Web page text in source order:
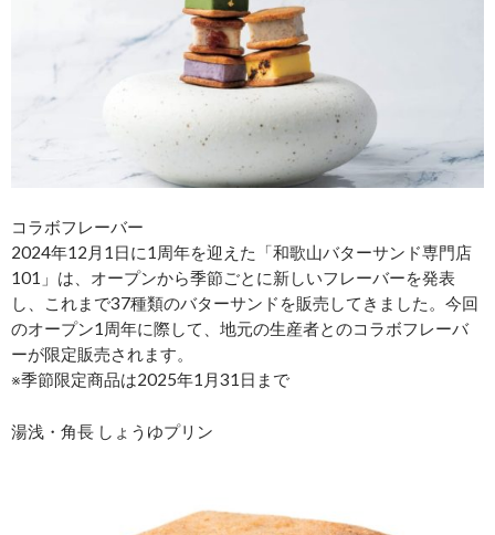
コラボフレーバー
2024年12月1日に1周年を迎えた「和歌山バターサンド専門店
101」は、オープンから季節ごとに新しいフレーバーを発表
し、これまで37種類のバターサンドを販売してきました。今回
のオープン1周年に際して、地元の生産者とのコラボフレーバ
ーが限定販売されます。
※季節限定商品は2025年1月31日まで
湯浅・角長 しょうゆプリン